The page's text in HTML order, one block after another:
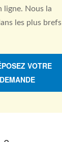
ligne. Nous la
les plus brefs
VOTRE
DEMANDE